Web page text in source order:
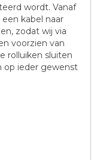
wordt. Vanaf
kabel naar
zodat wij via
voorzien van
rolluiken sluiten
op ieder gewenst